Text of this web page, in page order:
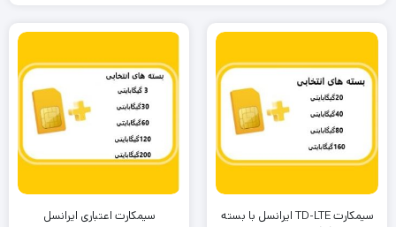
سیمکارت TD-LTE ایرانسل با بسته
سیمکارت اعتباری ایرانسل